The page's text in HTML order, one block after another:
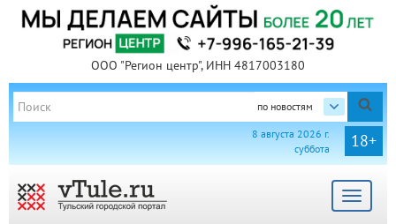
ООО "Регион центр", ИНН 4817003180
по новостям
18+
8 августа 2026 г.
суббота
Toggle